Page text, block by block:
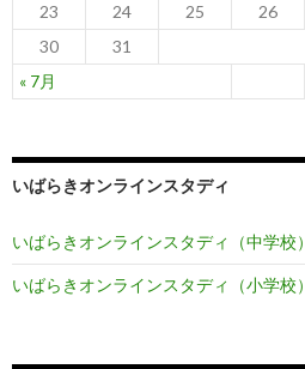
« 7月
23
24 25 26
30
31
いばらきオンラインスタディ
いばらきオンラインスタディ（中学校）
いばらきオンラインスタディ（小学校）